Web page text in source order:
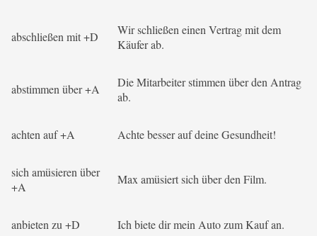
abschließen mit +D
Wir schließen einen Vertrag mit dem
Käufer ab.
abstimmen über +A
Die Mitarbeiter stimmen über den Antrag
ab.
achten auf +A Achte besser auf deine Gesundheit!
sich amüsieren über
+A
Max amüsiert sich über den Film.
anbieten zu +D Ich biete dir mein Auto zum Kauf an.